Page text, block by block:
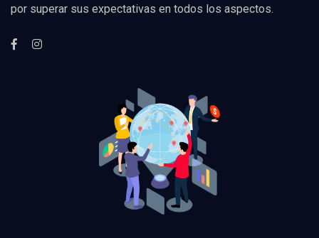
por superar sus expectativas en todos los aspectos.